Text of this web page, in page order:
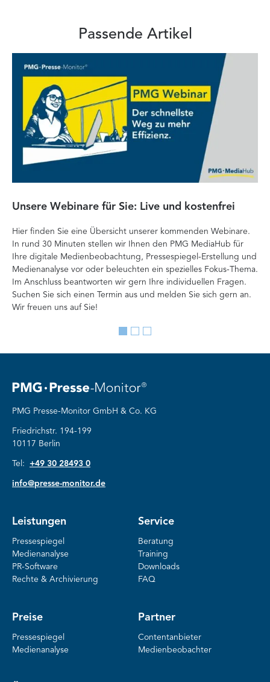
Passende Artikel
Unsere Webinare für Sie: Live und kostenfrei
Hier finden Sie eine Übersicht unserer kommenden Webinare.
In rund 30 Minuten stellen wir Ihnen den PMG MediaHub für
Ihre digitale Medienbeobachtung, Pressespiegel-Erstellung und
Medienanalyse vor oder beleuchten ein spezielles Fokus-Thema.
Im Anschluss beantworten wir gern Ihre individuellen Fragen.
Suchen Sie sich einen Termin aus und melden Sie sich gern an.
Wir freuen uns auf Sie!
Go
slide
Go
slide
Go
slide
PMG Presse-Monitor GmbH & Co. KG
Friedrichstr. 194-199
10117 Berlin
Tel: +49 30 28493 0
info@presse-monitor.de
Leistungen
Pressespiegel
Medienanalyse
PR-Software
Rechte & Archivierung
Service
Beratung
Training
Downloads
FAQ
Preise
Pressespiegel
Medienanalyse
Partner
Contentanbieter
Medienbeobachter